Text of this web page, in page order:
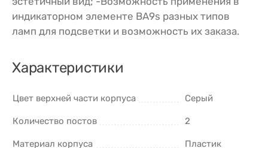
индикаторном элементе BA9s разных типов
ламп для подсветки и возможность их заказа.
Характеристики
Цвет верхней части корпуса Серый
Количество постов 2
Материал корпуса Пластик